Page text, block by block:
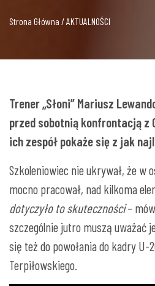
Strona Główna / AKTUALNOŚCI
Trener „Słoni” Mariusz
przed sobotnią konfrontacją z
ich zespół pokaże się z jak
Szkoleniowiec nie ukrywał, że w
mocno pracował, nad kilkoma
dotyczyło to skuteczności–
szczególnie jutro muszą uważać
się też do powołania do kadry U-
Terpiłowskiego.